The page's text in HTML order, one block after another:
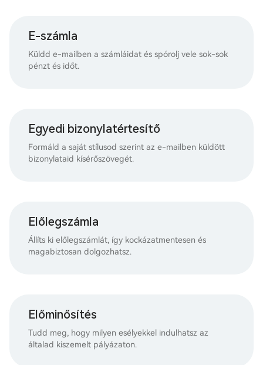
E-számla
Küldd e-mailben a számláidat és spórolj vele sok-sok
pénzt és időt.
Egyedi bizonylatértesítő
Formáld a saját stílusod szerint az e-mailben küldött
bizonylataid kísérőszövegét.
Előlegszámla
Állíts ki előlegszámlát, így kockázatmentesen és
magabiztosan dolgozhatsz.
Előminősítés
Tudd meg, hogy milyen esélyekkel indulhatsz az
általad kiszemelt pályázaton.